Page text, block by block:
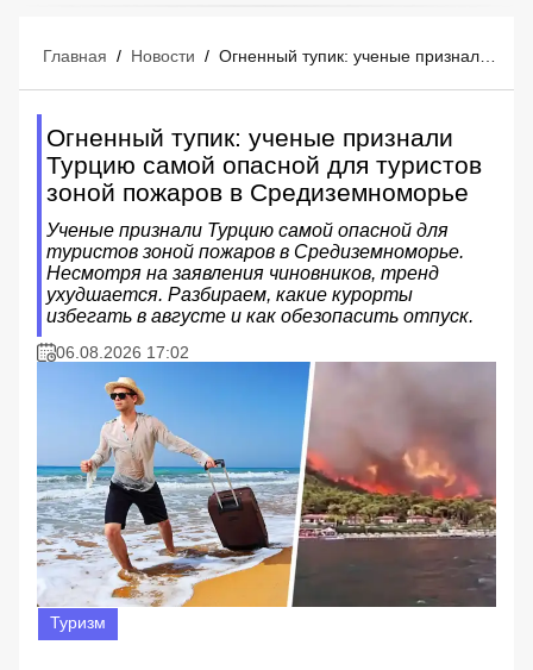
Главная / Новости /
Огненный тупик: ученые признали
Турцию самой опасной для туристов
зоной пожаров в Средиземноморье
Ученые признали Турцию самой опасной для
туристов зоной пожаров в Средиземноморье.
Несмотря на заявления чиновников, тренд
ухудшается. Разбираем, какие курорты
избегать в августе и как обезопасить отпуск.
06.08.2026 17:02
Туризм